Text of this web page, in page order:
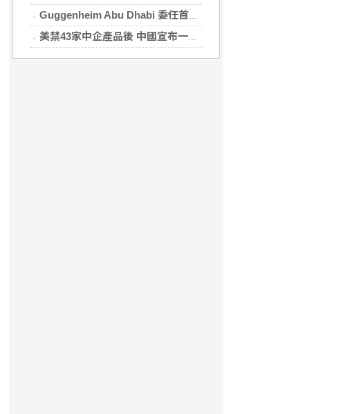
Guggenheim Abu Dhabi 委任首任館長
美禁43家中企產品後 中國宣布一連串反制措施